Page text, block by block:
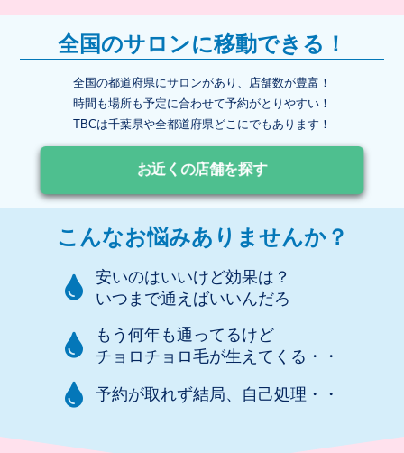
全国のサロンに移動できる！
全国の都道府県にサロンがあり、店舗数が豊富！
時間も場所も予定に合わせて予約がとりやすい！
TBCは千葉県や全都道府県どこにでもあります！
お近くの店舗を探す
こんなお悩みありませんか？
安いのはいいけど効果は？
いつまで通えばいいんだろ
もう何年も通ってるけど
チョロチョロ毛が生えてくる・・
予約が取れず結局、自己処理・・